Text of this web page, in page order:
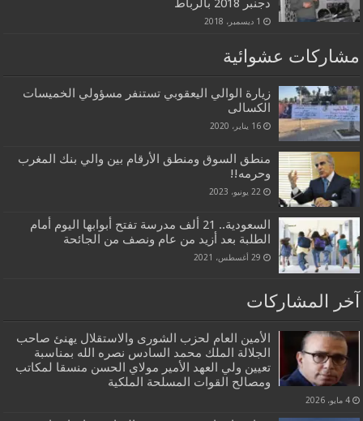
دجنبر 2018 بالرباط
1 ديسمبر، 2018
مشاركات عشوائية
زيارة الوالي اليعقوبي تستنفر مسؤولي الخميسات
الكسالى‎
16 يناير، 2020
منطق السوق ومنطق الأرقام بين والي بنك المغرب
وحرمه!!
22 يونيو، 2023
السعودية.. 21 ألف مدرسة تفتح أبوابها اليوم أمام
الطلبة بعد أزيد من عام ونصف من الجائحة
29 أغسطس، 2021
آخر المشاركات
الأمين العام لحزب الشورى والاستقلال يهنئ صاحب
الجلالة الملك محمد السادس نصره الله بمناسبة
تعيين ولي العهد الأمير مولاي الحسن منسقا لمكاتب
ومصالح القوات المسلحة الملكية
4 مايو، 2026